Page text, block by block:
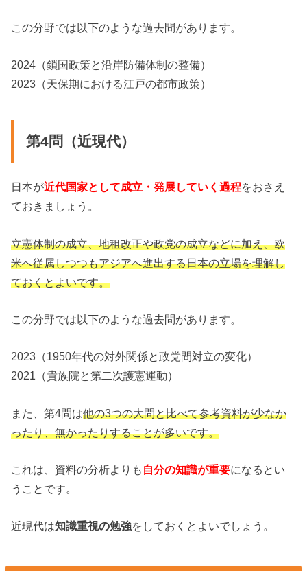
この分野では以下のような過去問があります。
2024（鎖国政策と沿岸防備体制の整備）
2023（天保期における江戸の都市政策）
第4問（近現代）
日本が近代国家として成立・発展していく過程をおさえ
ておきましょう。
立憲体制の成立、地租改正や政党の成立などに加え、欧
米へ従属しつつもアジアへ進出する日本の立場を理解し
ておくとよいです。
この分野では以下のような過去問があります。
2023（1950年代の対外関係と政党間対立の変化）
2021（貴族院と第二次護憲運動）
また、第4問は他の3つの大問と比べて参考資料が少なか
ったり、無かったりすることが多いです。
これは、資料の分析よりも 自分の知識が重要になるとい
うことです。
近現代は知識重視の勉強をしておくとよいでしょう。